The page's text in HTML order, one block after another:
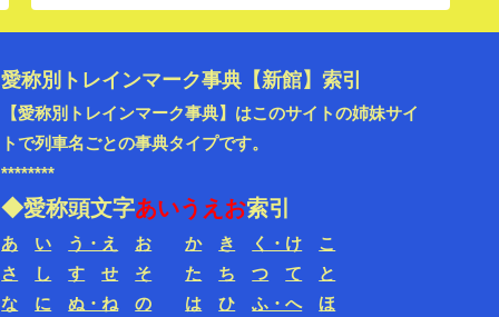
愛称別トレインマーク事典【新館】索引
【愛称別トレインマーク事典】はこのサイトの姉妹サイ
トで列車名ごとの事典タイプです。
********
◆愛称頭文字あいうえお索引
あ い う・え お か き く・け
こ
さ
し す せ そ た ち つ て
と
な
に ぬ・ね の は ひ ふ・へ ほ